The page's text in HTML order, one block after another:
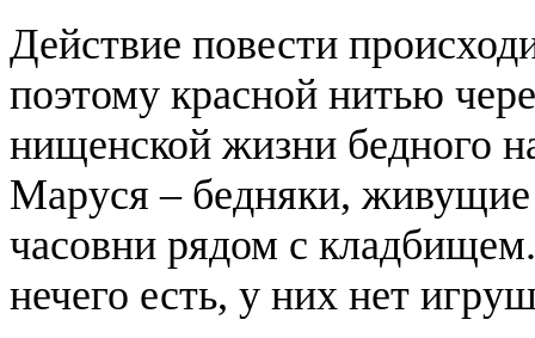
Действие повести
поэтому красной нитью
нищенской жизни бедного
Маруся – бедняки,
часовни рядом с
нечего есть, у них нет